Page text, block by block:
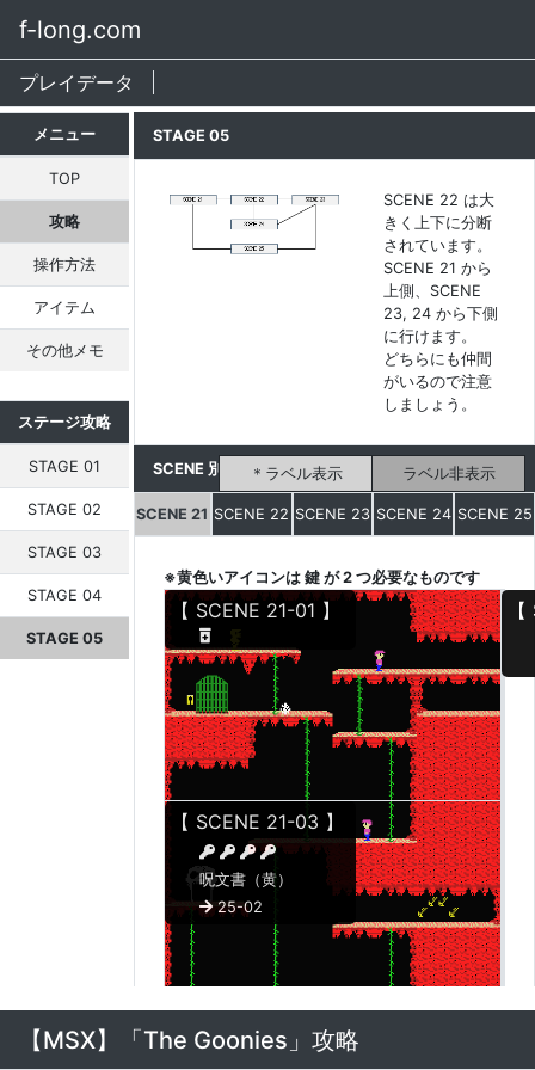
f-long.com
プレイデータ
メニュー
TOP
攻略
操作方法
アイテム
その他メモ
ステージ攻略
STAGE 01
STAGE 02
STAGE 03
STAGE 04
STAGE 05
STAGE 05
SCENE 22 は大
きく上下に分断
されています。
SCENE 21 から
上側、SCENE
23, 24 から下側
に行けます。
どちらにも仲間
がいるので注意
しましょう。
SCENE 別マップラベル表示 ラベル非表示
SCENE 21 SCENE 22 SCENE 23 SCENE 24 SCENE 25
※黄色いアイコンは 鍵 が 2 つ必要なものです
【 SCENE 21-01 】
【 SCENE 21-03 】
呪文書（黄）
25-02
【 SCENE 21-04 】
【MSX】「The Goonies」攻略